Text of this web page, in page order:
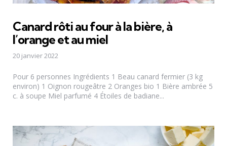
Canard rôti au four à la bière, à
l’orange et au miel
20 janvier 2022
Pour 6 personnes Ingrédients 1 Beau canard fermier (3 kg
environ) 1 Oignon rougeâtre 2 Oranges bio 1 Bière ambrée 5
c. à soupe Miel parfumé 4 Étoiles de badiane...